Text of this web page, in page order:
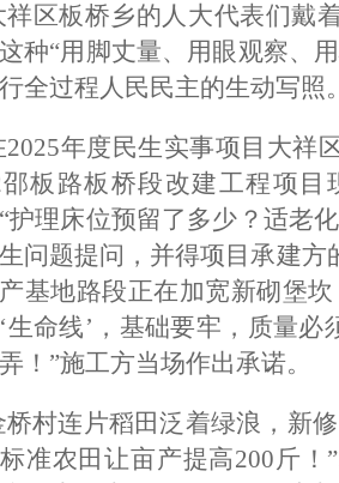
祥区板桥乡的人大代表们戴
种“用脚丈量、用眼观察、
全过程人民民主的生动写照
2025年度民生实事项目大祥
邵板路板桥段改建工程项
护理床位预留了多少？适老
问题提问，并得项目承建
基地路段正在加宽新砌堡
生命线’，基础要牢，质量
！”施工方当场作出承诺。
桥村连片稻田泛着绿浪，新
准农田让亩产提高200斤